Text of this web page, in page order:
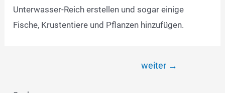
Unterwasser-Reich erstellen und sogar einige
Fische, Krustentiere und Pflanzen hinzufügen.
weiter →